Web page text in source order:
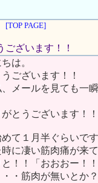
[TOP PAGE]
ございます！！
は。
ございます！！
メールを見ても一
とうございます！！
て１月半ぐらいで
に凄い筋肉痛が来
！！「おおおー！
・筋肉が無いとか